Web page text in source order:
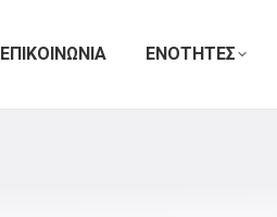
ΕΠΙΚΟΙΝΩΝΙΑ ΕΝΟΤΗΤΕΣ